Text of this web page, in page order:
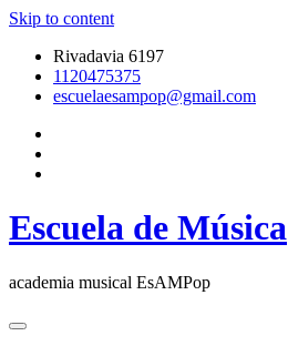
Skip to content
Rivadavia 6197
1120475375
escuelaesampop@gmail.com
Escuela de Música
academia musical EsAMPop